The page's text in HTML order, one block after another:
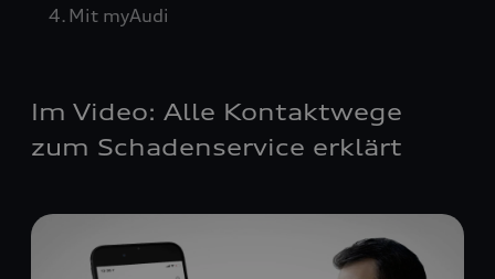
Mit myAudi
Im Video: Alle Kontaktwege
zum Schadenservice erklärt